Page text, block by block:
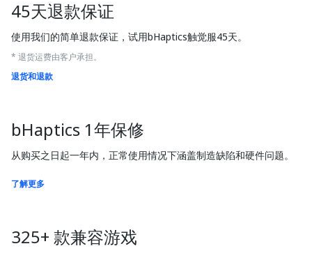
45天退款保证
使用我们的简单退款保证，试用bHaptics触觉服45天。
* 退货运费由客户承担。
退货和退款
bHaptics 1年保修
从购买之日起一年内，正常使用情况下涵盖制造缺陷和硬件问题。
了解更多
325+ 款兼容游戏